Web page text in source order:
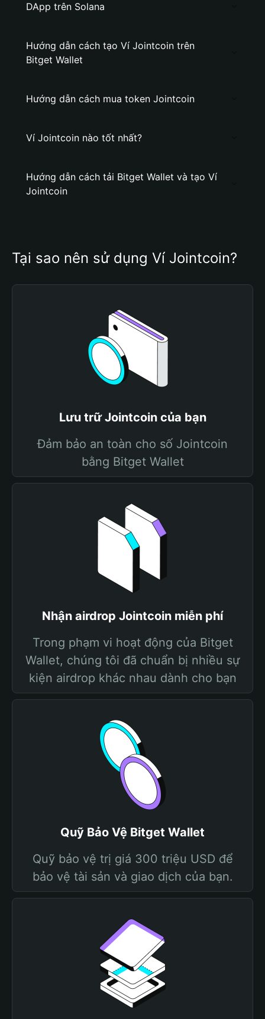
DApp trên Solana
Hướng dẫn cách tạo Ví Jointcoin trên
Bitget Wallet
Hướng dẫn cách mua token Jointcoin
Ví Jointcoin nào tốt nhất?
Hướng dẫn cách tải Bitget Wallet và tạo Ví
Jointcoin
Tại sao nên sử dụng Ví Jointcoin?
Lưu trữ Jointcoin của bạn
Đảm bảo an toàn cho số Jointcoin
bằng Bitget Wallet
Nhận airdrop Jointcoin miễn phí
Trong phạm vi hoạt động của Bitget
Wallet, chúng tôi đã chuẩn bị nhiều sự
kiện airdrop khác nhau dành cho bạn
Quỹ Bảo Vệ Bitget Wallet
Quỹ bảo vệ trị giá 300 triệu USD để
bảo vệ tài sản và giao dịch của bạn.